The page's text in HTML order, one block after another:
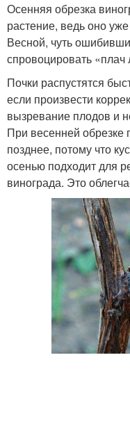
Осенняя обрезка
растение, ведь оно
Весной, чуть
спровоцировать «плач
Почки распустятся
если произвести
вызревание плодов и
При весенней обрезке
позднее, потому что
осенью подходит для
винограда. Это